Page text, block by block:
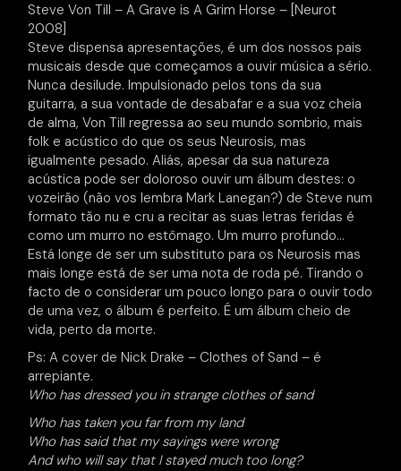
Steve Von Till – A Grave is A Grim Horse – [Neurot
2008]
Steve dispensa apresentações, é um dos nossos pais
musicais desde que começamos a ouvir música a sério.
Nunca desilude. Impulsionado pelos tons da sua
guitarra, a sua vontade de desabafar e a sua voz cheia
de alma, Von Till regressa ao seu mundo sombrio, mais
folk e acústico do que os seus Neurosis, mas
igualmente pesado. Aliás, apesar da sua natureza
acústica pode ser doloroso ouvir um álbum destes: o
vozeirão (não vos lembra Mark Lanegan?) de Steve num
formato tão nu e cru a recitar as suas letras feridas é
como um murro no estômago. Um murro profundo…
Está longe de ser um substituto para os Neurosis mas
mais longe está de ser uma nota de roda pé. Tirando o
facto de o considerar um pouco longo para o ouvir todo
de uma vez, o álbum é perfeito. É um álbum cheio de
vida, perto da morte.
Ps: A cover de Nick Drake – Clothes of Sand – é
arrepiante.
Who has dressed you in strange clothes of sand
Who has taken you far from my land
Who has said that my sayings were wrong
And who will say that I stayed much too long?